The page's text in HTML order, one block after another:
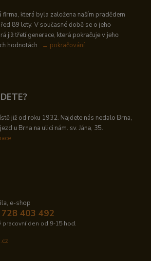
která byla založena naším pradědem
89 lety. V současné době se o jeho
již třetí generace, která pokračuje v jeho
hodnotách.. → pokračování
již od roku 1932. Najdete nás nedalo Brna,
u Brna na ulici nám. sv. Jána, 35.
e-shop
403 492
pracovní den od 9-15 hod.